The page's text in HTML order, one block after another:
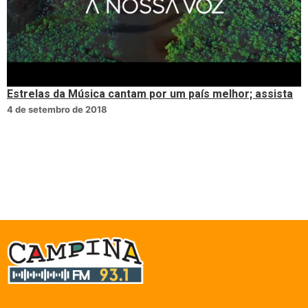
Estrelas da Música cantam por um país melhor; assista
4 de setembro de 2018